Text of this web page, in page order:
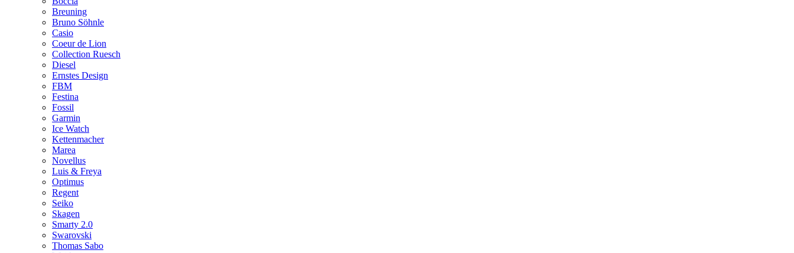
Breuning
Bruno Söhnle
Casio
Coeur de Lion
Collection Ruesch
Diesel
Ernstes Design
FBM
Festina
Fossil
Garmin
Ice Watch
Kettenmacher
Marea
Novellus
Luis & Freya
Optimus
Regent
Seiko
Skagen
Smarty 2.0
Swarovski
Thomas Sabo